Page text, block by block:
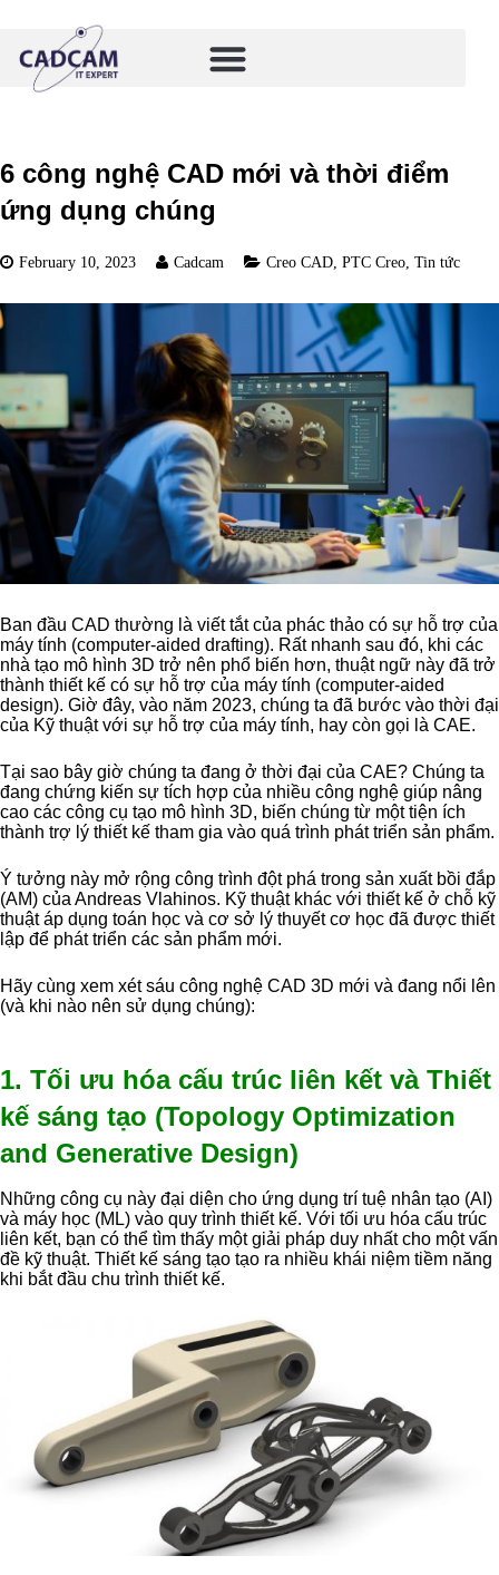
6 công nghệ CAD mới và thời điểm
ứng dụng chúng
February 10, 2023 Cadcam Creo CAD, PTC Creo, Tin tức
Ban đầu CAD thường là viết tắt của phác thảo có sự hỗ trợ của
máy tính (computer-aided drafting). Rất nhanh sau đó, khi các
nhà tạo mô hình 3D trở nên phổ biến hơn, thuật ngữ này đã trở
thành thiết kế có sự hỗ trợ của máy tính (computer-aided
design). Giờ đây, vào năm 2023, chúng ta đã bước vào thời đại
của Kỹ thuật với sự hỗ trợ của máy tính, hay còn gọi là CAE.
Tại sao bây giờ chúng ta đang ở thời đại của CAE? Chúng ta
đang chứng kiến sự tích hợp của nhiều công nghệ giúp nâng
cao các công cụ tạo mô hình 3D, biến chúng từ một tiện ích
thành trợ lý thiết kế tham gia vào quá trình phát triển sản phẩm.
Ý tưởng này mở rộng công trình đột phá trong sản xuất bồi đắp
(AM) của Andreas Vlahinos. Kỹ thuật khác với thiết kế ở chỗ kỹ
thuật áp dụng toán học và cơ sở lý thuyết cơ học đã được thiết
lập để phát triển các sản phẩm mới.
Hãy cùng xem xét sáu công nghệ CAD 3D mới và đang nổi lên
(và khi nào nên sử dụng chúng):
1. Tối ưu hóa cấu trúc liên kết và Thiết
kế sáng tạo (Topology Optimization
and Generative Design)
Những công cụ này đại diện cho ứng dụng trí tuệ nhân tạo (AI)
và máy học (ML) vào quy trình thiết kế. Với tối ưu hóa cấu trúc
liên kết, bạn có thể tìm thấy một giải pháp duy nhất cho một vấn
đề kỹ thuật. Thiết kế sáng tạo tạo ra nhiều khái niệm tiềm năng
khi bắt đầu chu trình thiết kế.